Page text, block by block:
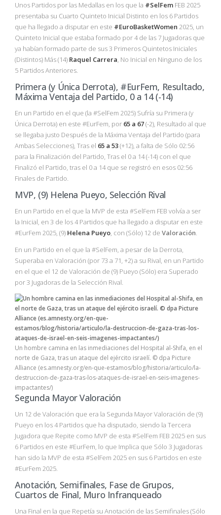
Unos Partidos por las Medallas en los que la #SelFem FEB 2025
presentaba su Cuarto Quinteto Inicial Distinto en los 6 Partidos
que ha llegado a disputar en este #EuroBasketWomen 2025, un
Quinteto Inicial que estaba formado por 4 de las 7 Jugadoras que
ya habían formado parte de sus 3 Primeros Quintetos Iniciales
(Distintos) Más (14) Raquel Carrera, No Inicial en Ninguno de los
5 Partidos Anteriores.
Primera (y Única Derrota), #EurFem, Resultado,
Máxima Ventaja del Partido, 0 a 14 (-14)
En un Partido en el que (la #SelFem 2025) Sufría su Primera (y
Única Derrota) en este #EurFem, por 65 a 67(-2), Resultado al que
se llegaba justo Después de la Máxima Ventaja del Partido (para
Ambas Selecciones), Tras el 65 a 53(+12), a falta de Sólo 02:56
para la Finalización del Partido, Tras el 0 a 14 (-14) con el que
Finalizó el Partido, tras el 0 a 14 que se registró en esos 02:56
Finales de Partido.
MVP, (9) Helena Pueyo, Selección Rival
En un Partido en el que la MVP de esta #SelFem FEB volvía a ser
la Inicial, en 3 de los 4 Partidos que ha llegado a disputar en este
#EurFem 2025, (9) Helena Pueyo, con (Sólo) 12 de Valoración.
En un Partido en el que la #SelFem, a pesar de la Derrota,
Superaba en Valoración (por 73 a 71, +2) a su Rival, en un Partido
en el que el 12 de Valoración de (9) Pueyo (Sólo) era Superado
por 3 Jugadoras de la Selección Rival.
Un hombre camina en las inmediaciones del Hospital al-Shifa, en el
norte de Gaza, tras un ataque del ejército israelí. © dpa Picture
Alliance (es.amnesty.org/en-que-estamos/blog/historia/articulo/la-
destruccion-de-gaza-tras-los-ataques-de-israel-en-seis-imagenes-
impactantes/)
Segunda Mayor Valoración
Un 12 de Valoración que era la Segunda Mayor Valoración de (9)
Pueyo en los 4 Partidos que ha disputado, siendo la Tercera
Jugadora que Repite como MVP de esta #SelFem FEB 2025 en sus
6 Partidos en este #EurFem, lo que Implica que Sólo 3 Jugadoras
han sido la MVP de esta #SelFem 2025 en sus 6 Partidos en este
#EurFem 2025.
Anotación, Semifinales, Fase de Grupos,
Cuartos de Final, Muro Infranqueado
Una Final en la que Repetía su Anotación de las Semifinales (Sólo